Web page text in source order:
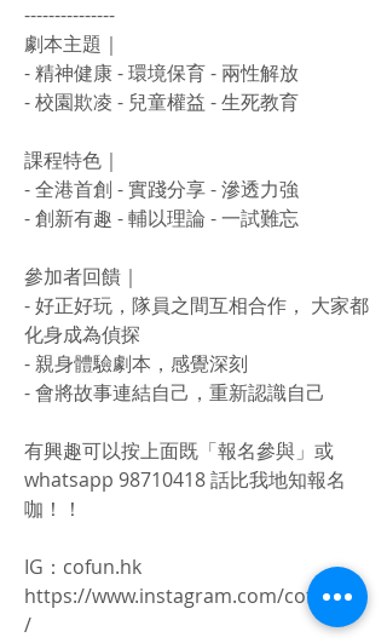
---------------
劇本主題｜
- 精神健康 - 環境保育 - 兩性解放
- 校園欺凌 - 兒童權益 - 生死教育
課程特色｜
- 全港首創 - 實踐分享 - 滲透力強
- 創新有趣 - 輔以理論 - 一試難忘
參加者回饋｜
- 好正好玩，隊員之間互相合作， 大家都
化身成為偵探
- 親身體驗劇本，感覺深刻
- 會將故事連結自己，重新認識自己
有興趣可以按上面既「報名參與」或
whatsapp 98710418話比我地知報名
咖！！
IG：cofun.hk
https://www.instagram.com/cofun.hk
/